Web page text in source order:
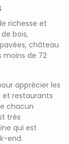
richesse et
bois,
château
moins de 72
apprécier les
et restaurants
chacun
très
qui est
end.